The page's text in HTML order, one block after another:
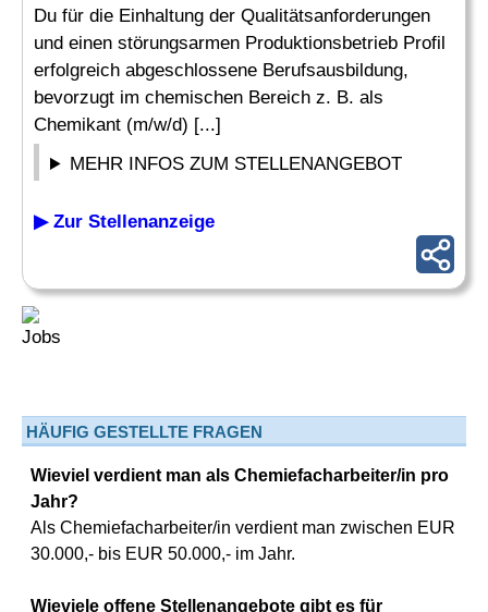
Du für die Einhaltung der Qualitätsanforderungen
und einen störungsarmen Produktionsbetrieb Profil
erfolgreich abgeschlossene Berufsausbildung,
bevorzugt im chemischen Bereich z. B. als
Chemikant (m/w/d) [...]
MEHR INFOS ZUM STELLENANGEBOT
▶ Zur Stellenanzeige
HÄUFIG GESTELLTE FRAGEN
Wieviel verdient man als Chemiefacharbeiter/in pro
Jahr?
Als Chemiefacharbeiter/in verdient man zwischen EUR
30.000,- bis EUR 50.000,- im Jahr.
Wieviele offene Stellenangebote gibt es für